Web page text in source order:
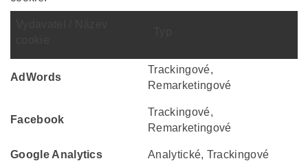
AdWords
Trackingové,
Remarketingové
Facebook
Trackingové,
Remarketingové
Google Analytics Analytické, Trackingové